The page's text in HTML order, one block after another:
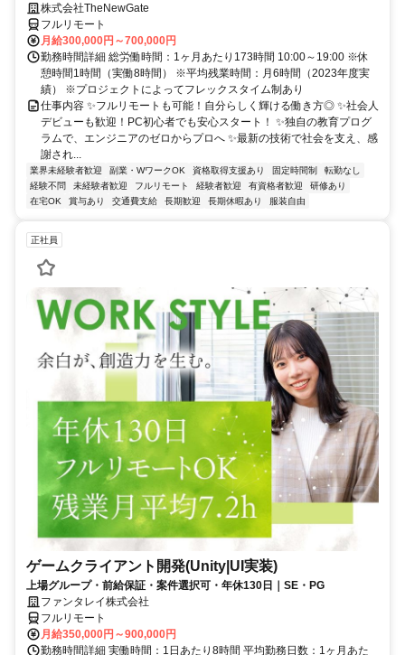
株式会社TheNewGate
フルリモート
月給300,000円～700,000円
勤務時間詳細 総労働時間：1ヶ月あたり173時間 10:00～19:00 ※休
憩時間1時間（実働8時間） ※平均残業時間：月6時間（2023年度実
績） ※プロジェクトによってフレックスタイム制あり
仕事内容 ✨フルリモートも可能！自分らしく輝ける働き方◎ ✨社会人
デビューも歓迎！PC初心者でも安心スタート！ ✨独自の教育プログ
ラムで、エンジニアのゼロからプロへ ✨最新の技術で社会を支え、感
謝され...
業界未経験者歓迎 副業・WワークOK 資格取得支援あり 固定時間制
転勤なし
経験不問
未経験者歓迎 フルリモート 経験者歓迎 有資格者歓迎
研修あり
在宅OK
賞与あり 交通費支給 長期歓迎 長期休暇あり 服装自由
正社員
ゲームクライアント開発(Unity|UI実装)
上場グループ・前給保証・案件選択可・年休130日｜SE・PG
ファンタレイ株式会社
フルリモート
月給350,000円～900,000円
勤務時間詳細 実働時間：1日あたり8時間 平均勤務日数：1ヶ月あた